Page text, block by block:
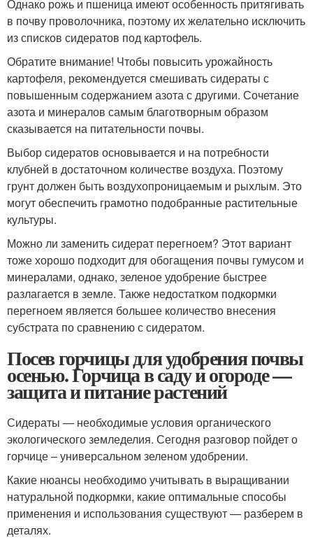
Однако рожь и пшеница имеют особенность притягивать
в почву проволочника, поэтому их желательно исключить
из списков сидератов под картофель.
Обратите внимание! Чтобы повысить урожайность
картофеля, рекомендуется смешивать сидераты с
повышенным содержанием азота с другими. Сочетание
азота и минералов самым благотворным образом
сказывается на питательности почвы.
Выбор сидератов основывается и на потребности
клубней в достаточном количестве воздуха. Поэтому
грунт должен быть воздухопроницаемым и рыхлым. Это
могут обеспечить грамотно подобранные растительные
культуры.
Можно ли заменить сидерат перегноем? Этот вариант
тоже хорошо подходит для обогащения почвы гумусом и
минералами, однако, зеленое удобрение быстрее
разлагается в земле. Также недостатком подкормки
перегноем является большее количество внесения
субстрата по сравнению с сидератом.
Посев горчицы для удобрения почвы
осенью. Горчица в саду и огороде —
защита и питание растений
Сидераты — необходимые условия органического
экологического земледелия. Сегодня разговор пойдет о
горчице – универсальном зеленом удобрении.
Какие нюансы необходимо учитывать в выращивании
натуральной подкормки, какие оптимальные способы
применения и использования существуют — разберем в
деталях.